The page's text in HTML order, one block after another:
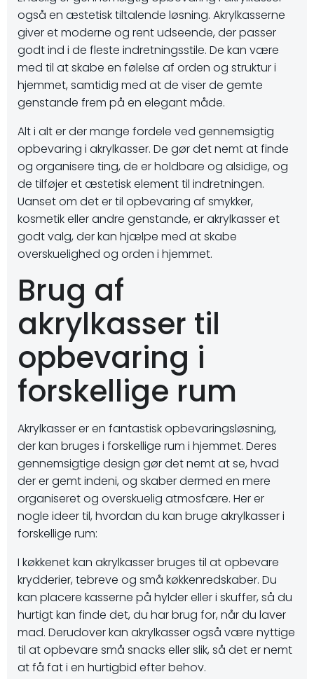
også en æstetisk tiltalende løsning. Akrylkasserne
giver et moderne og rent udseende, der passer
godt ind i de fleste indretningsstile. De kan være
med til at skabe en følelse af orden og struktur i
hjemmet, samtidig med at de viser de gemte
genstande frem på en elegant måde.
Alt i alt er der mange fordele ved gennemsigtig
opbevaring i akrylkasser. De gør det nemt at finde
og organisere ting, de er holdbare og alsidige, og
de tilføjer et æstetisk element til indretningen.
Uanset om det er til opbevaring af smykker,
kosmetik eller andre genstande, er akrylkasser et
godt valg, der kan hjælpe med at skabe
overskuelighed og orden i hjemmet.
Brug af
akrylkasser til
opbevaring i
forskellige rum
Akrylkasser er en fantastisk opbevaringsløsning,
der kan bruges i forskellige rum i hjemmet. Deres
gennemsigtige design gør det nemt at se, hvad
der er gemt indeni, og skaber dermed en mere
organiseret og overskuelig atmosfære. Her er
nogle ideer til, hvordan du kan bruge akrylkasser i
forskellige rum:
I køkkenet kan akrylkasser bruges til at opbevare
krydderier, tebreve og små køkkenredskaber. Du
kan placere kasserne på hylder eller i skuffer, så du
hurtigt kan finde det, du har brug for, når du laver
mad. Derudover kan akrylkasser også være nyttige
til at opbevare små snacks eller slik, så det er nemt
at få fat i en hurtigbid efter behov.